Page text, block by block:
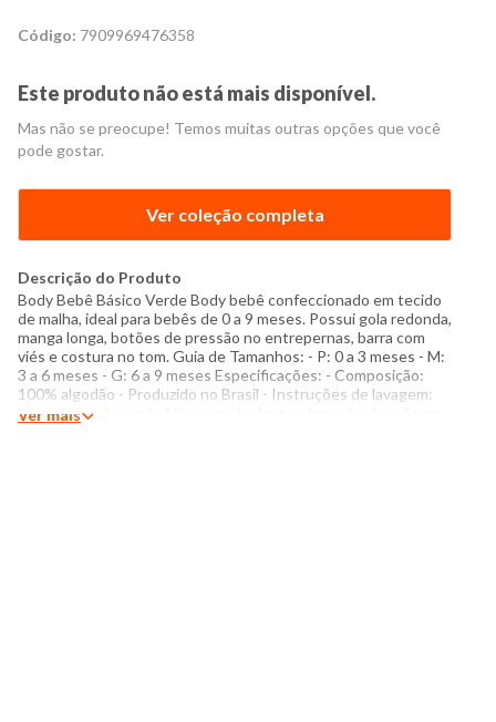
Código: 7909969476358
Este produto não está mais disponível.
Mas não se preocupe! Temos muitas outras opções que você
pode gostar.
Ver coleção completa
Descrição do Produto
Body Bebê Básico Verde Body bebê confeccionado em tecido
de malha, ideal para bebês de 0 a 9 meses. Possui gola redonda,
manga longa, botões de pressão no entrepernas, barra com
viés e costura no tom. Guia de Tamanhos: - P: 0 a 3 meses - M:
3 a 6 meses - G: 6 a 9 meses Especificações: - Composição:
100% algodão - Produzido no Brasil - Instruções de lavagem:
Lavar somente a mão Não usar alvejante a base de cloro Secar
Ver mais